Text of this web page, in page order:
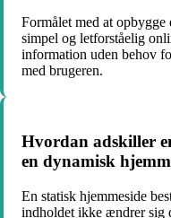
Formålet med at opbygge
simpel og letforståelig
information uden behov
med brugeren.
Hvordan adskiller
en dynamisk
En statisk hjemmeside
indholdet ikke ændrer sig